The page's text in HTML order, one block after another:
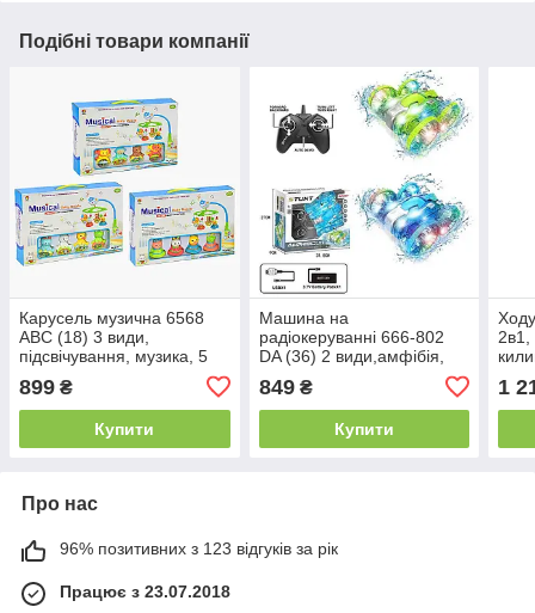
Подібні товари компанії
Карусель музична 6568
ABC (18) 3 види,
підсвічування, музика, 5
режимів, на батарейці, в
коробці
899 ₴
Купити
Машина на
радіокеруванні 666-802
DA (36) 2 види,амфібія,
акумулятор: 3.7 V, пульт:
2.4 GHz, оберт: 360°,
849₴
Купити
гри,
1
Про нас
96% позитивних з 123 відгуків за рік
Працює з 23.07.2018